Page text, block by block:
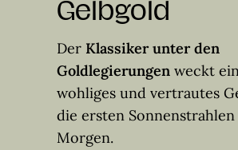
Gelbgold
Der Klassiker unter den
Goldlegierungen weckt
wohliges und vertrautes
die ersten Sonnenstrahlen
Morgen.